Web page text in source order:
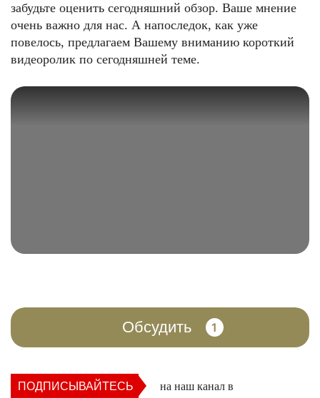
забудьте оценить сегодняшний обзор. Ваше мнение
очень важно для нас. А напоследок, как уже
повелось, предлагаем Вашему вниманию короткий
видеоролик по сегодняшней теме.
Обсудить 1
ПОДПИСЫВАЙТЕСЬ на наш канал в